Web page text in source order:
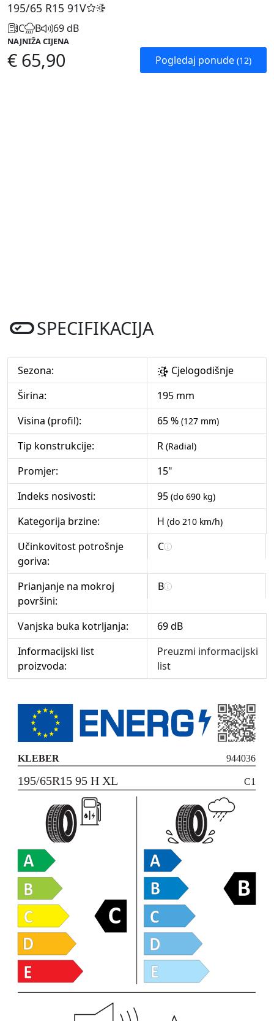
195/65 R15 91V
C B 69 dB
NAJNIŽA CIJENA
€ 65,90 Pogledaj ponude (12)
SPECIFIKACIJA
Sezona:
Cjelogodišnje
Širina:
195 mm
Visina (profil):
65 % (127 mm)
Tip konstrukcije: R (Radial)
Promjer:
15"
Indeks nosivosti:
95 (do 690 kg)
Kategorija brzine: H (do 210 km/h)
Učinkovitost potrošnje
goriva:
C
Prianjanje na mokroj
površini:
B
Vanjska buka kotrljanja:
69 dB
Informacijski list
proizvoda:
Preuzmi informacijski
list